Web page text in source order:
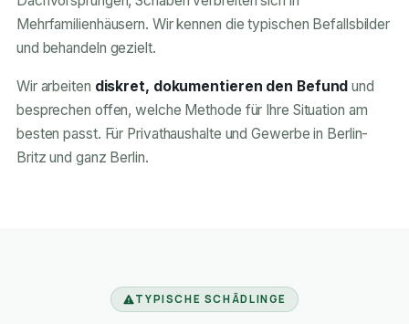
Mehrfamilienhäusern. Wir kennen die typischen Befallsbilder
und behandeln gezielt.
Wir arbeiten diskret, dokumentieren den Befund und
besprechen offen, welche Methode für Ihre Situation am
besten passt. Für Privathaushalte und Gewerbe in Berlin-
Britz und ganz Berlin.
TYPISCHE SCHÄDLINGE